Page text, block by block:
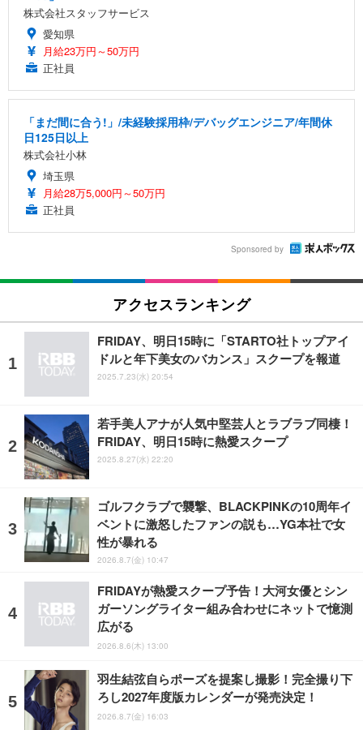
株式会社スタッフサービス
愛知県
月給23万円～50万円
正社員
「まだ間に合う!」/未経験採用枠/デバッグエンジニア/年間休
日125日以上
株式会社小林
埼玉県
月給28万5,000円～50万円
正社員
Sponsored by
アクセスランキング
FRIDAY、明日15時に「STARTO社トップアイ
ドルと年下美女のバカンス」スクープを報道
2025.7.23(水) 20:54
若手美人アナが人気中堅芸人とラブラブ同棲！
FRIDAY、明日15時に熱愛スクープ
2025.8.27(水) 22:20
ゴルフクラブで襲撃、BLACKPINKの10周年イ
ベントに激怒したファンの説も…YG本社で女
性が暴れる
2026.8.7(金) 10:47
FRIDAYが熱愛スクープ予告！大河女優とシン
ガーソングライター組み合わせにネットで憶測
広がる
2026.8.6(木) 13:00
羽生結弦自らポーズを提案し撮影！完全撮り下
ろし2027年度版カレンダーが発売決定！
2026.8.7(金) 16:03